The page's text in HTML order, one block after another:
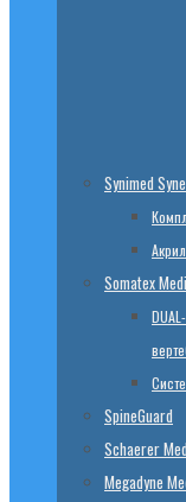
Synimed
Somatex
SpineGuard
Schaerer
Megadyne